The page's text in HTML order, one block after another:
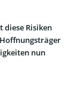
diese Risiken
nun